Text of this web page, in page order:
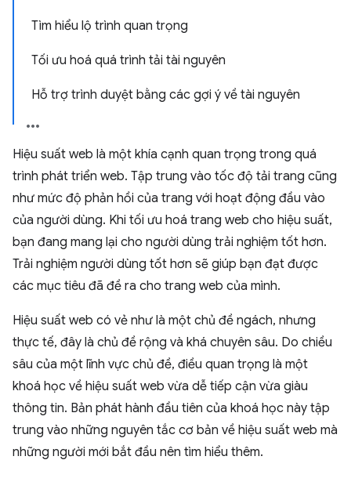
Tìm hiểu lộ trình quan trọng
Tối ưu hoá quá trình tải tài nguyên
Hỗ trợ trình duyệt bằng các gợi ý về tài nguyên
Hiệu suất web là một khía cạnh quan trọng trong quá
trình phát triển web. Tập trung vào tốc độ tải trang cũng
như mức độ phản hồi của trang với hoạt động đầu vào
của người dùng. Khi tối ưu hoá trang web cho hiệu suất,
bạn đang mang lại cho người dùng trải nghiệm tốt hơn.
Trải nghiệm người dùng tốt hơn sẽ giúp bạn đạt được
các mục tiêu đã đề ra cho trang web của mình.
Hiệu suất web có vẻ như là một chủ đề ngách, nhưng
thực tế, đây là chủ đề rộng và khá chuyên sâu. Do chiều
sâu của một lĩnh vực chủ đề, điều quan trọng là một
khoá học về hiệu suất web vừa dễ tiếp cận vừa giàu
thông tin. Bản phát hành đầu tiên của khoá học này tập
trung vào những nguyên tắc cơ bản về hiệu suất web mà
những người mới bắt đầu nên tìm hiểu thêm.